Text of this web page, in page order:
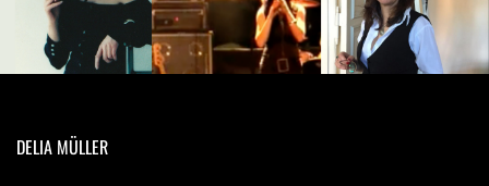
DELIA MÜLLER